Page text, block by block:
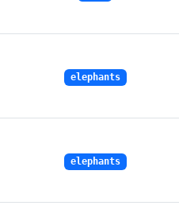
elephants
elephants